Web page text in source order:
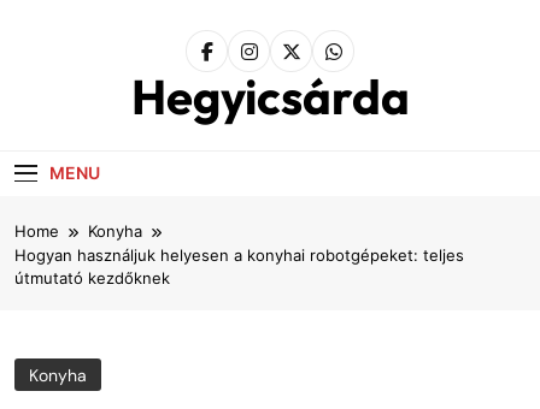
Hegyicsárda
MENU
Home
Konyha
Hogyan használjuk helyesen a konyhai robotgépeket: teljes
útmutató kezdőknek
Konyha